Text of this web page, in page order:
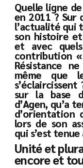
Quelle ligne
en 2011 ?
l’actualité qui
son histoire
et avec
contribution
Résistance
même que
sur la base
d’Agen, qu’a
d’orientation
lors de son
qui s’est
Unité et
encore et